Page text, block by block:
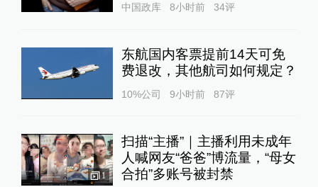
中国政库 8小时前 34评
东航国内客票提前14天可免
费退改，其他航司如何规定？
10%公司 9小时前 87评
1
扫描“主播”｜主播利用未成年
人喊网友“爸爸”博流量，“母女
合拍”多账号被封禁